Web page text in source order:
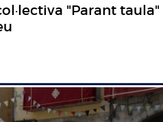
"Parant taula"